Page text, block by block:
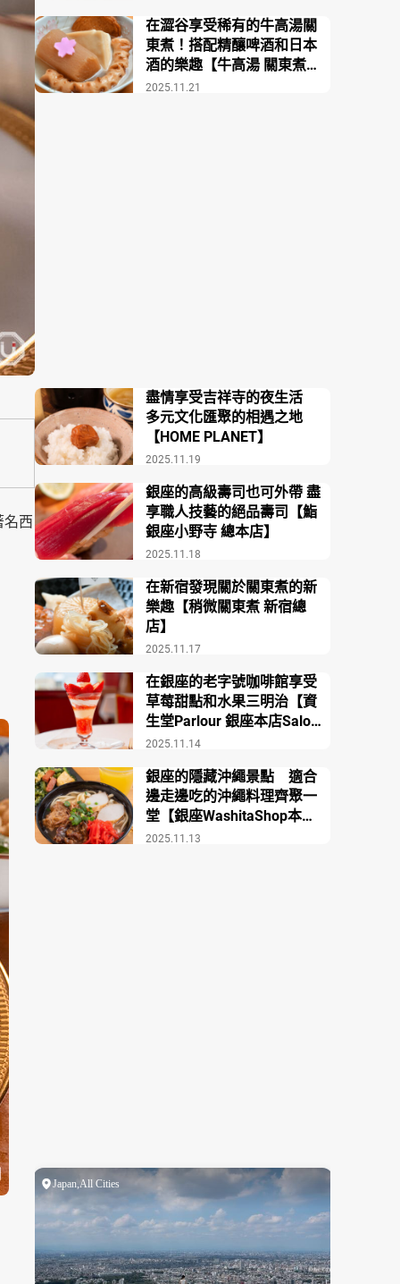
名西
2025.11.21
在澀谷享受稀有的牛高湯關
東煮！搭配精釀啤酒和日本
酒的樂趣【牛高湯 關東煮酒
場COZAKURA】
2025.11.19
盡情享受吉祥寺的夜生活
多元文化匯聚的相遇之地
【HOME PLANET】
2025.11.18
銀座的高級壽司也可外帶 盡
享職人技藝的絕品壽司【鮨
銀座小野寺 總本店】
2025.11.17
在新宿發現關於關東煮的新
樂趣【稍微關東煮 新宿總
店】
2025.11.14
在銀座的老字號咖啡館享受
草莓甜點和水果三明治【資
生堂Parlour 銀座本店Salon
de Café】
2025.11.13
銀座的隱藏沖繩景點 適合
邊走邊吃的沖繩料理齊聚一
堂【銀座WashitaShop本
店】